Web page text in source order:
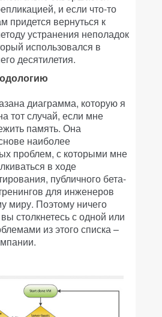
и если что-то
придется вернуться к
устранения неполадок
использовался в
десятилетия.
диаграмма, которую я
тот случай, если мне
память. Она
наиболее
проблем, с которыми мне
в ходе
публичного бета-
для инженеров
миру. Поэтому ничего
столкнетесь с одной или
из этого списка –